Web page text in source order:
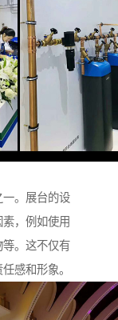
一。展台的设
，例如使用
等。这不仅有
感和形象。